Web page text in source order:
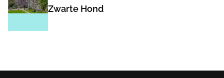
Zwarte Hond